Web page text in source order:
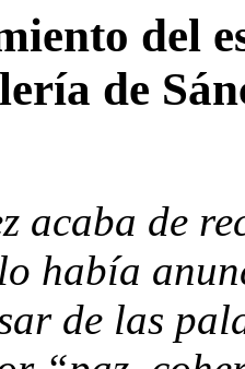
del
de
acaba de
había
de las